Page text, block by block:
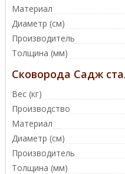
Материал
Диаметр (см)
Производитель
Толщина (мм)
Сковорода Садж
Вес (кг)
Производство
Материал
Диаметр (см)
Производитель
Толщина (мм)